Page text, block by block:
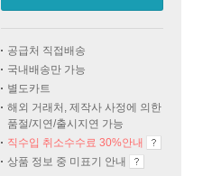
공급처 직접배송
국내배송만 가능
별도카트
해외 거래처, 제작사 사정에 의한
품절/지연/출시지연 가능
직수입 취소수수료 30%안내
상품 정보 중 미표기 안내